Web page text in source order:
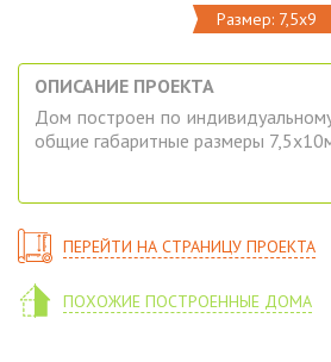
Размер: 7,5х9
ОПИСАНИЕ ПРОЕКТА
Дом построен по индивидуальному
общие габаритные размеры
ПЕРЕЙТИ НА СТРАНИЦУ ПРОЕКТА
ПОХОЖИЕ ПОСТРОЕННЫЕ ДОМА